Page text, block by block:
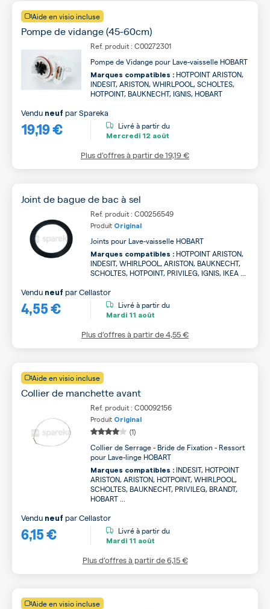
Aide en visio incluse
Pompe de vidange (45-60cm)
Ref. produit : C00272301
Pompe de Vidange pour Lave-vaisselle HOBART
Marques compatibles : HOTPOINT ARISTON,
INDESIT, ARISTON, WHIRLPOOL, SCHOLTES,
HOTPOINT, BAUKNECHT, IGNIS, HOBART
19,19 €
Vendu neuf parSpareka
Livré à partir du
Mercredi 12 août
Plus d’offres à partir de19,19 €
Joint de bague de bac à sel
Ref. produit : C00256549
Produit Original
Joints pour Lave-vaisselle HOBART
Marques compatibles : HOTPOINT ARISTON,
INDESIT, WHIRLPOOL, ARISTON, BAUKNECHT,
SCHOLTES, HOTPOINT, PRIVILEG, IGNIS, IKEA ...
4,55 €
Vendu neuf parCellastor
Livré à partir du
Mardi 11 août
Plus d’offres à partir de4,55 €
Aide en visio incluse
Collier de manchette avant
Ref. produit : C00092156
Produit Original
(1)
Collier de Serrage - Bride de Fixation - Ressort
pour Lave-linge HOBART
Marques compatibles : INDESIT, HOTPOINT
ARISTON, ARISTON, HOTPOINT, WHIRLPOOL,
SCHOLTES, BAUKNECHT, PRIVILEG, BRANDT,
HOBART ...
6,15 €
Vendu neuf parCellastor
Livré à partir du
Mardi 11 août
Plus d’offres à partir de6,15 €
Aide en visio incluse